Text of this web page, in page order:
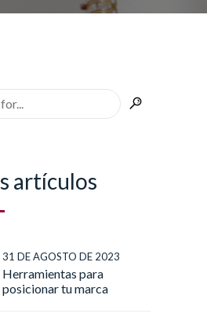
artículos
31 DE AGOSTO DE 2023
Herramientas para
posicionar tu marca